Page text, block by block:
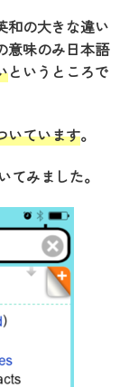
和の大きな違い
意味のみ日本語
というところで
いています。
てみました。